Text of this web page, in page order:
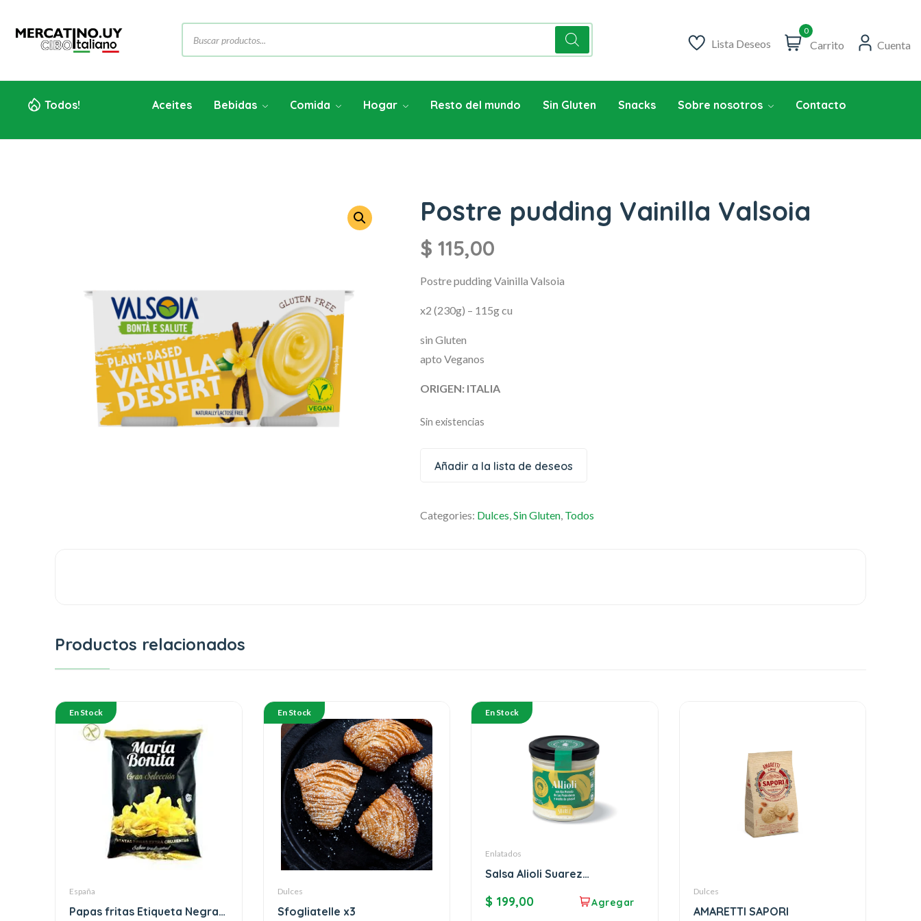
Lista Deseos
0
Carrito Cuenta
Todos! Aceites Bebidas Comida Hogar Resto del mundo Sin Gluten Snacks Sobre nosotros Contacto
Postre pudding Vainilla Valsoia
$ 115,00
Postre pudding Vainilla Valsoia
x2 (230g) – 115g cu
sin Gluten
apto Veganos
ORIGEN: ITALIA
Sin existencias
Añadir a la lista de deseos
Categories: Dulces ,Sin Gluten Todos
Productos relacionados
En Stock
España
Papas fritas Etiqueta Negra
En Stock
Dulces
Sfogliatelle x3
En Stock
Enlatados
Salsa Alioli Suarez
$ 199,00
Dulces
AMARETTI SAPORI